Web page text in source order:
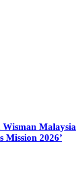
Malaysia
Mission 2026’